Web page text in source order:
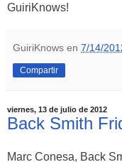
GuiriKnows!
GuiriKnows en 7/14/
Compartir
viernes, 13 de julio de 2012
Back Smith
Marc Conesa, Back